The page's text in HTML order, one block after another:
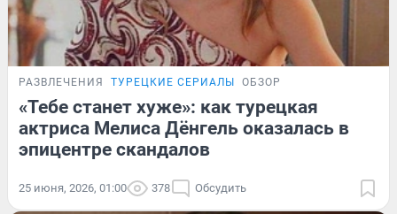
РАЗВЛЕЧЕНИЯ ТУРЕЦКИЕ СЕРИАЛЫ ОБЗОР
«Тебе станет хуже»: как турецкая
актриса Мелиса Дёнгель оказалась в
эпицентре скандалов
25 июня, 2026, 01:00 378 Обсудить